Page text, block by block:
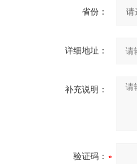
省份：
详细地址：
补充说明：
验证码：